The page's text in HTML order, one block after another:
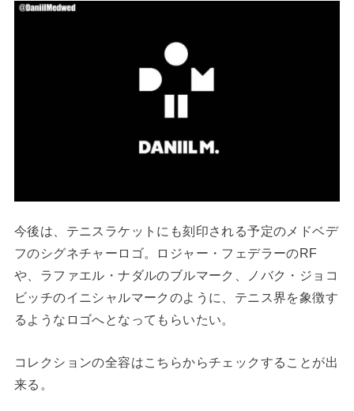
今後は、テニスラケットにも刻印される予定のメドベデ
フのシグネチャーロゴ。ロジャー・フェデラーのRF
や、ラファエル・ナダルのブルマーク、ノバク・ジョコ
ビッチのイニシャルマークのように、テニス界を象徴す
るようなロゴへとなってもらいたい。
コレクションの全容はこちらからチェックすることが出
来る。